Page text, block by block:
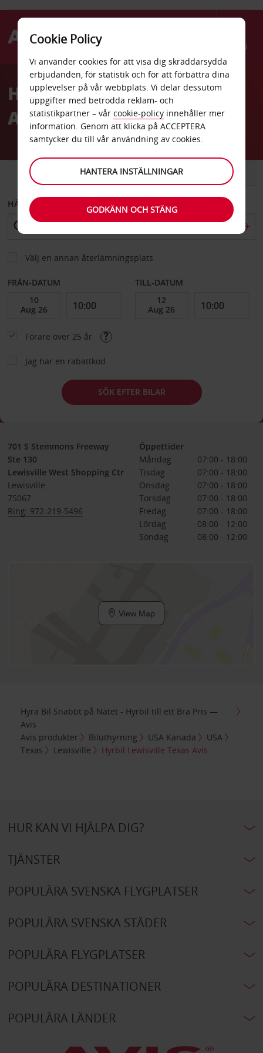
Menu
AvisHyrbil Lewisville Texas
Avis
SKÅPBIL
HÄMTA FRÅN
Välj en annan återlämningsplats
FRÅN-DATUM TILL-DATUM
Förare över 25 år
Jag har en rabattkod
SÖK EFTER BILAR
701 S Stemmons Freeway
Ste 130
Lewisville West Shopping Ctr
Lewisville
75067
Ring: 972-219-5496
Öppettider
Måndag
07:00 - 18:00
Tisdag
07:00 - 18:00
Onsdag
07:00 - 18:00
Torsdag
07:00 - 18:00
Fredag
07:00 - 18:00
Lördag
08:00 - 12:00
Söndag
08:00 - 12:00
View Map
Hyra Bil Snabbt på Nätet - Hyrbil till ett Bra Pris —
Avis
Avis produkter
Biluthyrning USA Kanada
USA
Texas
Lewisville Hyrbil Lewisville Texas Avis
HUR KAN VI HJÄLPA DIG?
TJÄNSTER
POPULÄRA SVENSKA FLYGPLATSER
POPULÄRA SVENSKA STÄDER
POPULÄRA FLYGPLATSER
POPULÄRA DESTINATIONER
POPULÄRA LÄNDER
Cookie Policy
Vi använder cookies för att visa dig skräddarsydda
erbjudanden, för statistik och för att förbättra dina
upplevelser på vår webbplats. Vi delar dessutom
uppgifter med betrodda reklam- och
statistikpartner – vår cookie-policy innehåller mer
information. Genom att klicka på ACCEPTERA
samtycker du till vår användning av cookies.
HANTERA INSTÄLLNINGAR
GODKÄNN OCH STÄNG